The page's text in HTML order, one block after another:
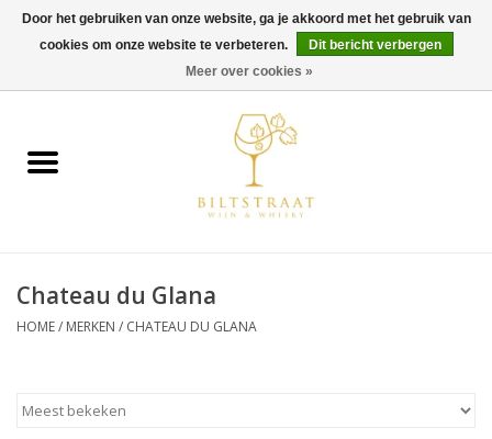
0 Artikelen - €0,00
Wijn
Gin & Tonic
Gedestilleerd
Chateau du Glana
HOME/ MERKEN / CHATEAU DU GLANA
Door het gebruiken van onze website, ga je akkoord met het gebruik van
cookies om onze website te verbeteren.
Dit bericht verbergen
Meer over cookies »